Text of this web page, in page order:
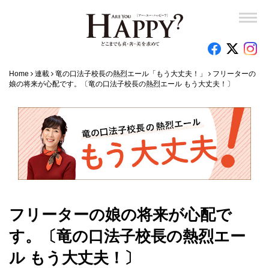
Home 連載 竜の口法子校長の熱烈エール「もう大丈夫！」
フリーターの
娘の将来が心配です。〔竜の口法子校長の熱烈エール もう大丈夫！〕
フリーターの娘の将来が心配で
す。〔竜の口法子校長の熱烈エー
ル もう大丈夫！〕